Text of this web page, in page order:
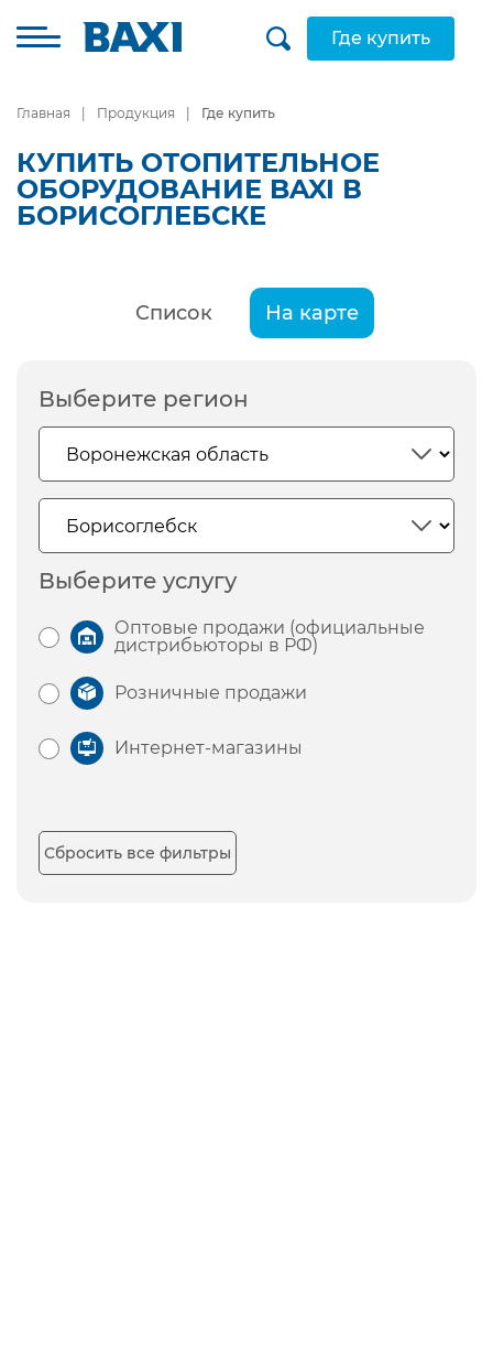
Где купить
Главная Продукция Где купить
КУПИТЬ ОТОПИТЕЛЬНОЕ
ОБОРУДОВАНИЕ BAXI В
БОРИСОГЛЕБСКЕ
Список На карте
Выберите регион
Выберите услугу
Оптовые продажи (официальные
дистрибьюторы в РФ)
Розничные продажи
Интернет-магазины
Сбросить все фильтры